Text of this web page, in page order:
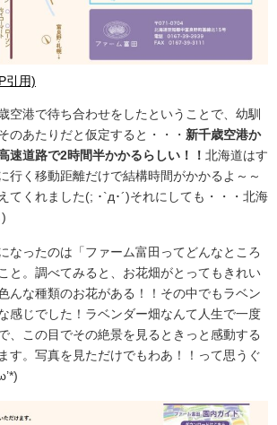
引用)
空港で待ち合わせをしたということで、幼馴
のあたりだと仮定すると・・・ 新千歳空港か
速道路で2時間半かかるらしい！！ 北海道はす
行く移動距離だけで結構時間がかかるよ～～
てくれました(; ･`д･´)それにしても・・・北海
なったのは「ファーム富田ってどんなところ
と。調べてみると、お花畑がとってもきれい
んな種類のお花がある！！その中でもラベン
感じでした！ラベンダー畑なんて人生で一度
、この目でその絶景を見るときっと感動する
す。写真を見ただけでもわあ！！って思うぐ